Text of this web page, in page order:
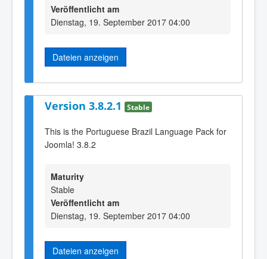
Veröffentlicht am
Dienstag, 19. September 2017 04:00
Dateien anzeigen
Version 3.8.2.1 Stable
This is the Portuguese Brazil Language Pack for
Joomla! 3.8.2
Maturity
Stable
Veröffentlicht am
Dienstag, 19. September 2017 04:00
Dateien anzeigen